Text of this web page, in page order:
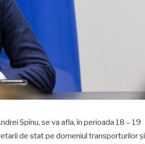
Spînu, se va afla, în perioada 18 – 19
de stat pe domeniul transporturilor și